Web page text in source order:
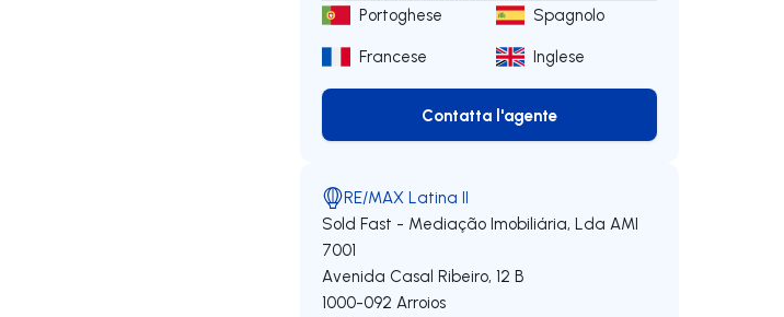
Portoghese
Spagnolo
Francese
Inglese
Contatta l'agente
Contatta l'agente
RE/MAX Latina II
Sold Fast - Mediação Imobiliária, Lda AMI
7001
Avenida Casal Ribeiro, 12 B
1000-092 Arroios